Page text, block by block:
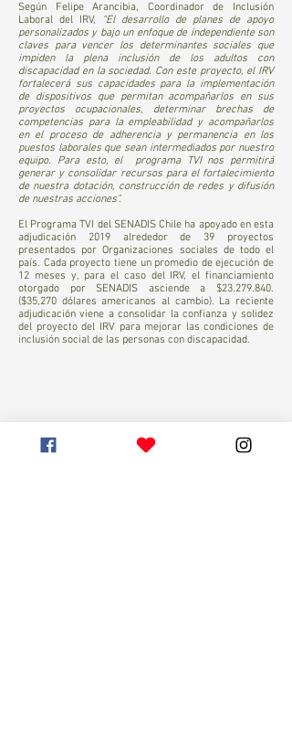
Según Felipe Arancibia, Coordinador de Inclusión
Laboral del IRV,
“El desarrollo de planes de apoyo
personalizados y bajo un enfoque de independiente son
claves para vencer los determinantes sociales que
impiden la plena inclusión de los adultos con
discapacidad en la sociedad. Con este proyecto, el IRV
fortalecerá sus capacidades para la implementación
de dispositivos que permitan acompañarlos en sus
proyectos ocupacionales, determinar brechas de
competencias para la empleabilidad y acompañarlos
en el proceso de adherencia y permanencia en los
puestos laborales que sean intermediados por nuestro
equipo. Para esto, el programa TVI nos permitirá
generar y consolidar recursos para el fortalecimiento
de nuestra dotación, construcción de redes y difusión
de nuestras acciones".
El Programa TVI del SENADIS Chile ha apoyado en esta
adjudicación 2019 alrededor de 39 proyectos
presentados por Organizaciones sociales de todo el
país. Cada proyecto tiene un promedio de ejecución de
12 meses y, para el caso del IRV, el financiamiento
otorgado por SENADIS asciende a $23.279.840.
($35,270 dólares americanos al cambio). La reciente
adjudicación viene a consolidar la confianza y solidez
del proyecto del IRV para mejorar las condiciones de
inclusión social de las personas con discapacidad.
Newsletter ahora!